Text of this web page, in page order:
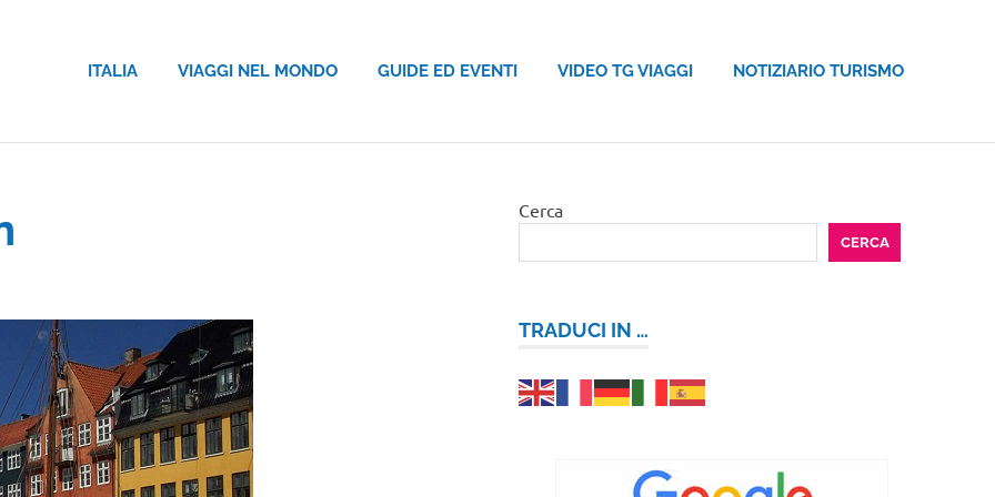
ITALIA VIAGGI NEL MONDO GUIDE ED EVENTI VIDEO TG VIAGGI NOTIZIARIO TURISMO
Cerca
CERCA
TRADUCI IN …